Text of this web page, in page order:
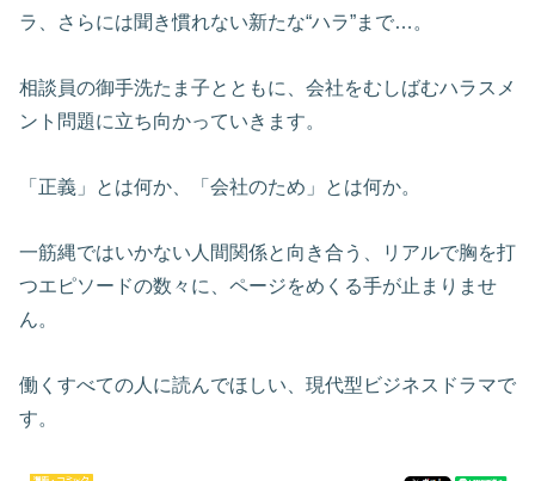
ラ、さらには聞き慣れない新たな“ハラ”まで…。
相談員の御手洗たま子とともに、会社をむしばむハラスメ
ント問題に立ち向かっていきます。
「正義」とは何か、「会社のため」とは何か。
一筋縄ではいかない人間関係と向き合う、リアルで胸を打
つエピソードの数々に、ページをめくる手が止まりませ
ん。
働くすべての人に読んでほしい、現代型ビジネスドラマで
す。